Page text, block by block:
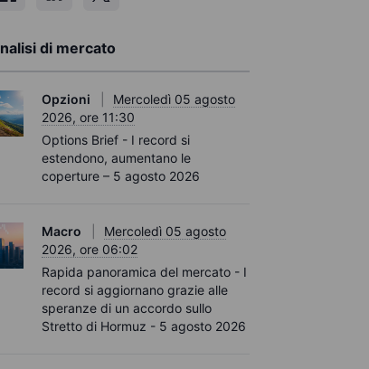
di mercato
Opzioni
Mercoledì 05 agosto
2026, ore 11:30
Options Brief - I record si
estendono, aumentano le
coperture – 5 agosto 2026
Macro
Mercoledì 05 agosto
2026, ore 06:02
Rapida panoramica del mercato - I
record si aggiornano grazie alle
speranze di un accordo sullo
Stretto di Hormuz - 5 agosto 2026